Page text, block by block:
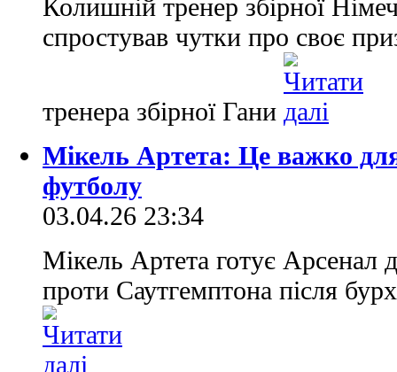
Колишній тренер збірної
спростував чутки про своє
тренера збірної Гани
Мікель Артета: Це важко для
футболу
03.04.26 23:34
Мікель Артета готує Арсенал
проти Саутгемптона після